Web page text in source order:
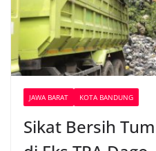
JAWA BARAT KOTA BANDUNG
Sikat Bersih